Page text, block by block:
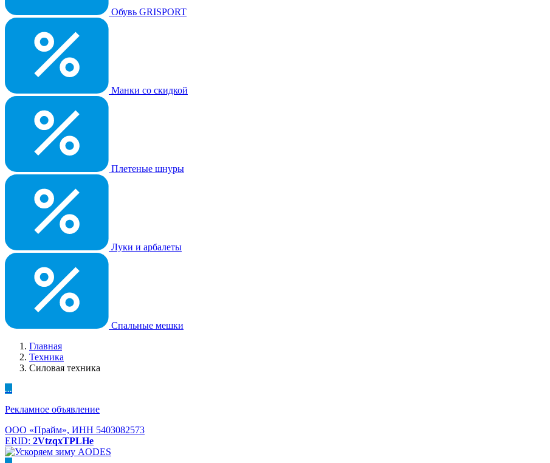
Обувь GRISPORT
Манки со скидкой
Плетеные шнуры
Луки и арбалеты
Спальные мешки
Главная
Техника
Силовая техника
...
Рекламное объявление
ООО «Прайм», ИНН 5403082573
ERID: 2VtzqxTPLHe